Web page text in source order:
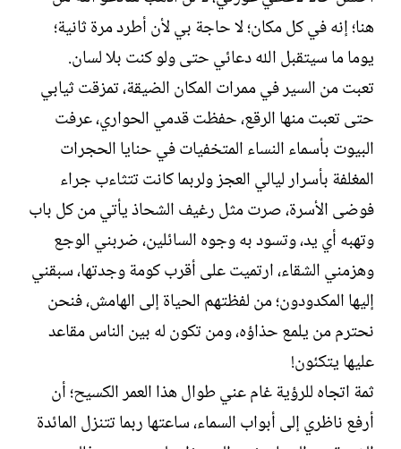
هنا؛ إنه في كل مكان؛ لا حاجة بي ﻷن أطرد مرة ثانية؛
يوما ما سيتقبل الله دعائي حتى ولو كنت بلا لسان.
تعبت من السير في ممرات المكان الضيقة، تمزقت ثيابي
حتى تعبت منها الرقع، حفظت قدمي الحواري، عرفت
البيوت بأسماء النساء المتخفيات في حنايا الحجرات
المغلفة بأسرار ليالي العجز ولربما كانت تتثاءب جراء
فوضى الأسرة، صرت مثل رغيف الشحاذ يأتي من كل باب
وتهبه أي يد، وتسود به وجوه السائلين، ضربني الوجع
وهزمني الشقاء، ارتميت على أقرب كومة وجدتها، سبقني
إليها المكدودون؛ من لفظتهم الحياة إلى الهامش، فنحن
نحترم من يلمع حذاؤه، ومن تكون له بين الناس مقاعد
عليها يتكئون!
ثمة اتجاه للرؤية غام عني طوال هذا العمر الكسيح؛ أن
أرفع ناظري إلى أبواب السماء، ساعتها ربما تتنزل المائدة